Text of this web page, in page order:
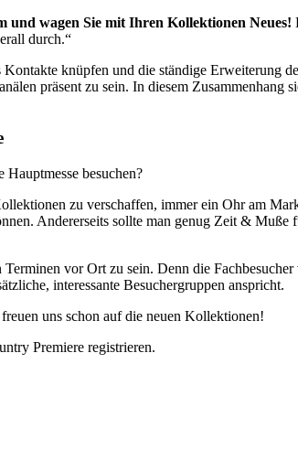
und wagen Sie mit Ihren Kollektionen Neues!
durch.“
knüpfen und die ständige Erweiterung
präsent zu sein. In diesem
besuchen?
zu verschaffen, immer ein Ohr am
Andererseits sollte man genug Zeit &
vor Ort zu sein. Denn die
interessante Besuchergruppen anspricht.
uns schon auf die neuen Kollektionen!
Premiere registrieren.